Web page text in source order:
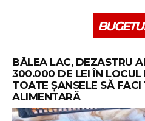
BÂLEA LAC, DEZASTRU
300.000 DE LEI ÎN LOCUL
TOATE ȘANSELE SĂ FACI
ALIMENTARĂ